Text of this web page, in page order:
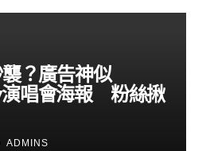
？廣告神似
唱會海報 粉絲揪
ADMINS